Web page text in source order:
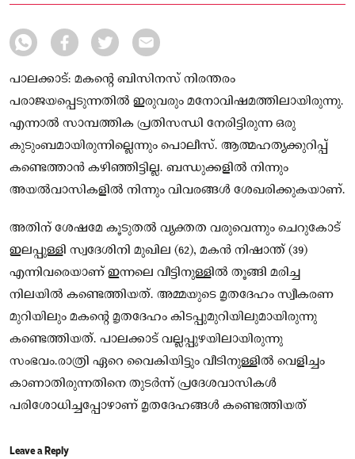
പാലക്കാട്: മകന്റെ ബിസിനസ് നിരന്തരം
പരാജയപ്പെടുന്നതിൽ ഇരുവരും മനോവിഷമത്തിലായിരുന്നു.
എന്നാൽ സാമ്പത്തിക പ്രതിസന്ധി നേരിട്ടിരുന്ന ഒരു
കുടുംബമായിരുന്നില്ലെന്നും പൊലീസ്. ആത്മഹത്യക്കുറിപ്പ്
കണ്ടെത്താൻ കഴിഞ്ഞിട്ടില്ല. ബന്ധുക്കളിൽ നിന്നും
അയൽവാസികളിൽ നിന്നും വിവരങ്ങൾ ശേഖരിക്കുകയാണ്.
അതിന് ശേഷമേ കൂടുതൽ വ്യക്തത വരുവെന്നും ചെറുകോട്
ഇലപ്പുള്ളി സ്വദേശിനി മുഖില (62), മകൻ നിഷാന്ത് (39)
എന്നിവരെയാണ് ഇന്നലെ വീട്ടിനുള്ളിൽ തൂങ്ങി മരിച്ച
നിലയിൽ കണ്ടെത്തിയത്. അമ്മയുടെ മൃതദേഹം സ്വീകരണ
മുറിയിലും മകൻ്റെ മൃതദേഹം കിടപ്പുമുറിയിലുമായിരുന്നു
കണ്ടെത്തിയത്. പാലക്കാട് വല്ലപ്പുഴയിലായിരുന്നു
സംഭവം.രാത്രി ഏറെ വൈകിയിട്ടും വീടിനുള്ളിൽ വെളിച്ചം
കാണാതിരുന്നതിനെ തുടർന്ന് പ്രദേശവാസികൾ
പരിശോധിച്ചപ്പോഴാണ് മൃതദേഹങ്ങൾ കണ്ടെത്തിയത്
Leave a Reply